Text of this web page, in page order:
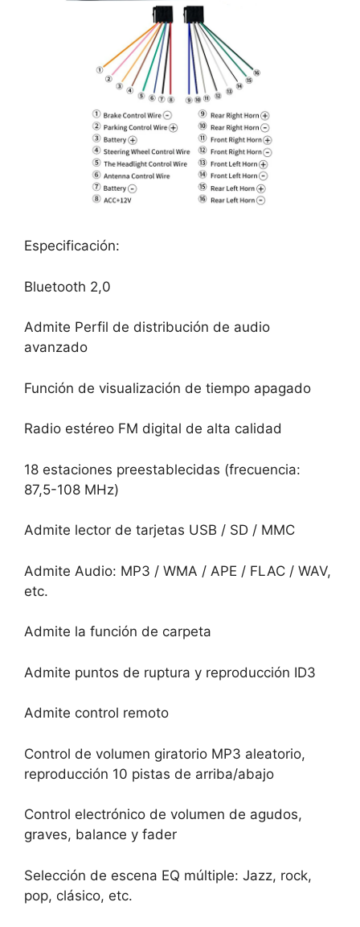
Especificación:
Bluetooth 2,0
Admite Perfil de distribución de audio
avanzado
Función de visualización de tiempo apagado
Radio estéreo FM digital de alta calidad
18 estaciones preestablecidas (frecuencia:
87,5-108 MHz)
Admite lector de tarjetas USB / SD / MMC
Admite Audio: MP3 / WMA / APE / FLAC / WAV,
etc.
Admite la función de carpeta
Admite puntos de ruptura y reproducción ID3
Admite control remoto
Control de volumen giratorio MP3 aleatorio,
reproducción 10 pistas de arriba/abajo
Control electrónico de volumen de agudos,
graves, balance y fader
Selección de escena EQ múltiple: Jazz, rock,
pop, clásico, etc.